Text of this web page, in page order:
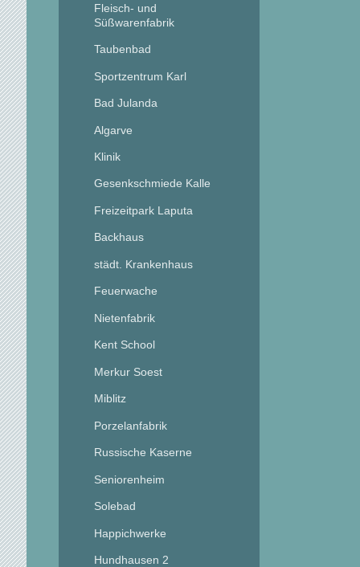
Fleisch- und
Süßwarenfabrik
Taubenbad
Sportzentrum Karl
Bad Julanda
Algarve
Klinik
Gesenkschmiede Kalle
Freizeitpark Laputa
Backhaus
städt. Krankenhaus
Feuerwache
Nietenfabrik
Kent School
Merkur Soest
Miblitz
Porzelanfabrik
Russische Kaserne
Seniorenheim
Solebad
Happichwerke
Hundhausen 2